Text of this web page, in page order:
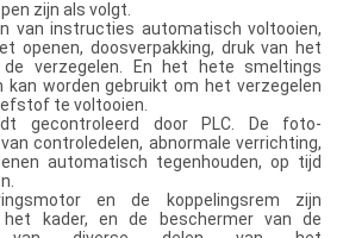
zijn als volgt.
van instructies automatisch voltooien,
openen, doosverpakking, druk van het
verzegelen. En het hete smeltings
kan worden gebruikt om het verzegelen
te voltooien.
gecontroleerd door PLC. De foto-
controledelen, abnormale verrichting,
automatisch tegenhouden, op tijd
en de koppelingsrem zijn
het kader, en de beschermer van de